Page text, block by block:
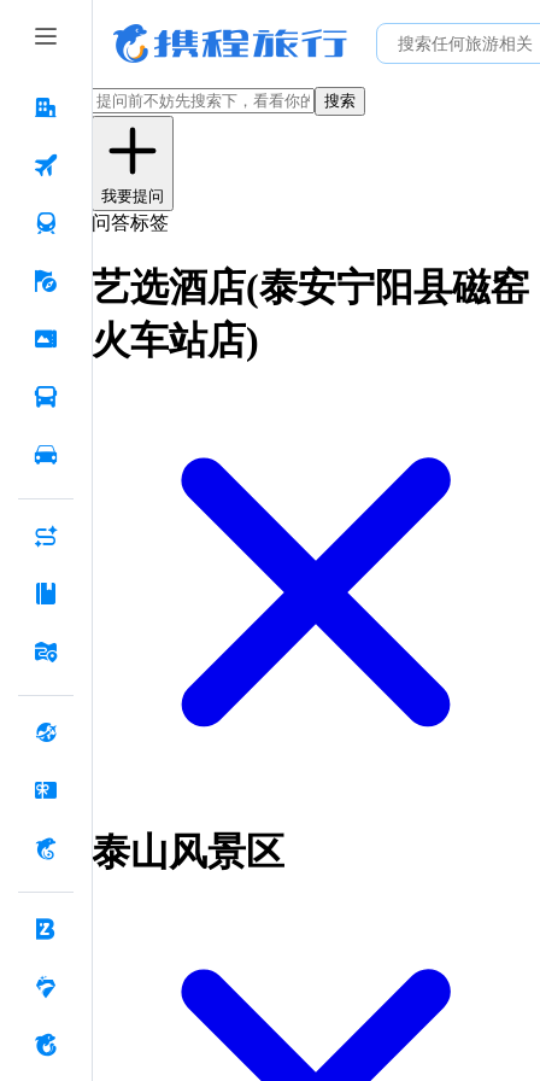
搜索
我要提问
问答标签
艺选酒店(泰安宁阳县磁窑
火车站店)
泰山风景区